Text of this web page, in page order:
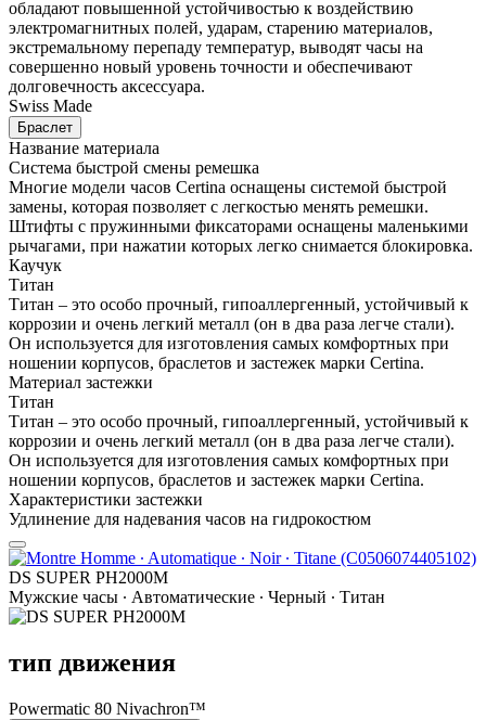
обладают повышенной устойчивостью к воздействию
электромагнитных полей, ударам, старению материалов,
экстремальному перепаду температур, выводят часы на
совершенно новый уровень точности и обеспечивают
долговечность аксессуара.
Swiss Made
Браслет
Название материала
Система быстрой смены ремешка
Многие модели часов Certina оснащены системой быстрой
замены, которая позволяет с легкостью менять ремешки.
Штифты с пружинными фиксаторами оснащены маленькими
рычагами, при нажатии которых легко снимается блокировка.
Каучук
Титан
Титан – это особо прочный, гипоаллергенный, устойчивый к
коррозии и очень легкий металл (он в два раза легче стали).
Он используется для изготовления самых комфортных при
ношении корпусов, браслетов и застежек марки Certina.
Материал застежки
Титан
Титан – это особо прочный, гипоаллергенный, устойчивый к
коррозии и очень легкий металл (он в два раза легче стали).
Он используется для изготовления самых комфортных при
ношении корпусов, браслетов и застежек марки Certina.
Характеристики застежки
Удлинение для надевания часов на гидрокостюм
DS SUPER PH2000M
Мужские часы ∙ Автоматические ∙ Черный ∙ Титан
тип движения
Powermatic 80 Nivachron™